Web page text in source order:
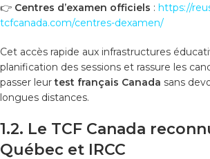
👉 Centres d’examen officiels : https://
tcfcanada.com/centres-dexamen/
Cet accès rapide aux infrastructures
planification des sessions et rassure les
passer leurtest français Canada sans
longues distances.
1.2. Le TCF Canada
Québec et IRCC